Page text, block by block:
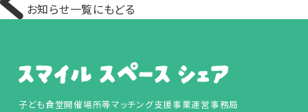
お知らせ一覧にもどる
子ども食堂開催場所等マッチング支援事業運営事務局